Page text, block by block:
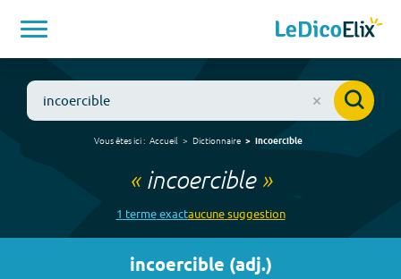
Vous êtes ici : Accueil Dictionnaire incoercible
« incoercible»
1 termeexactaucunesuggestion
incoercible (adj.)